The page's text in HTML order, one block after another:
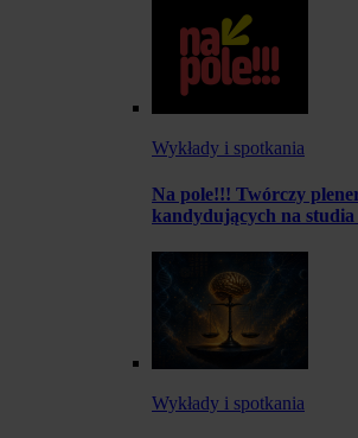
Wykłady i spotkania
Na pole!!! Twórczy
kandydujących na
Wykłady i spotkania